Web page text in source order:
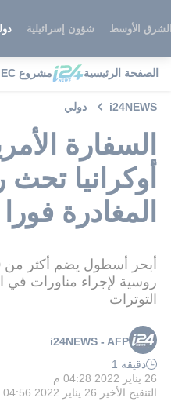
الأوسط شؤون إسرائيلية
الصفحة الرئيسية مشروع IMEC
i24NEWS دولي
السفارة
أوكرانيا
المغادرة فورا
روسية لإجراء مناورات في
التوترات
i24NEWS - AFP
دقيقة 1
26 يناير 2022 04:28 م
التنقيح الأخير 26 يناير 2022 04:56 م